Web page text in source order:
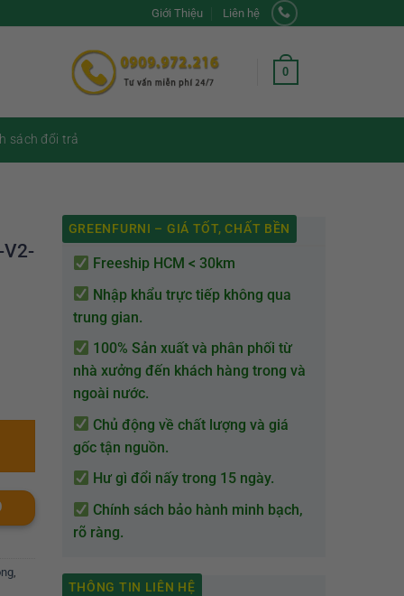
Giới Thiệu Liên hệ
0
sách đổi trả
GREENFURNI – GIÁ TỐT, CHẤT BỀN
Freeship HCM < 30km
Nhập khẩu trực tiếp không qua
trung gian.
100% Sản xuất và phân phối từ
nhà xưởng đến khách hàng trong và
ngoài nước.
Chủ động về chất lượng và giá
gốc tận nguồn.
Hư gì đổi nấy trong 15 ngày.
Chính sách bảo hành minh bạch,
rõ ràng.
THÔNG TIN LIÊN HỆ
V2-
,